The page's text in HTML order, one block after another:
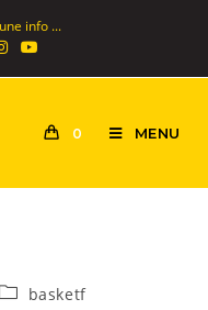
info ...
0 MENU
basketf